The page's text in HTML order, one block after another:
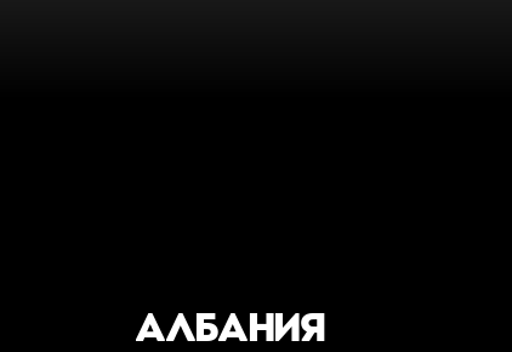
АЛБАНИЯ